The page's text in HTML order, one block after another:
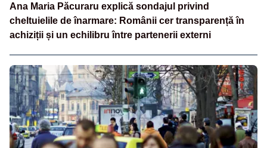
Ana Maria Păcuraru explică sondajul privind
cheltuielile de înarmare: Românii cer transparență în
achiziții și un echilibru între partenerii externi